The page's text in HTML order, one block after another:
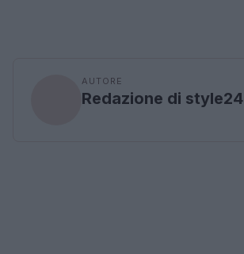
AUTORE
Redazione di style24